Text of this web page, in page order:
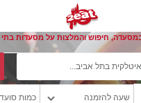
חיפוש והמלצות על מסעדות בתי